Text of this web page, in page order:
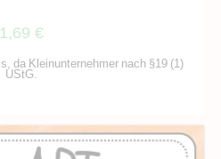
1,69 €
da Kleinunternehmer nach §19 (1)
UStG.